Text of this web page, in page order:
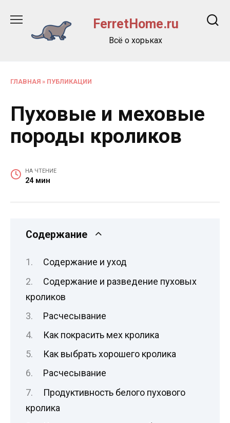
содержанию
FerretHome.ru
Всё о хорьках
ГЛАВНАЯ » ПУБЛИКАЦИИ
Пуховые и меховые
породы кроликов
НА ЧТЕНИЕ
24 мин
Содержание
Содержание и уход
Содержание и разведение пуховых
кроликов
Расчесывание
Как покрасить мех кролика
Как выбрать хорошего кролика
Расчесывание
Продуктивность белого пухового
кролика